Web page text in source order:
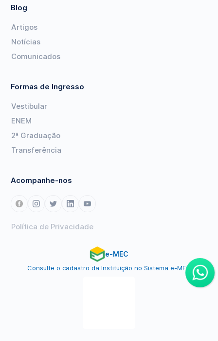
Blog
Artigos
Notícias
Comunicados
Formas de Ingresso
Vestibular
ENEM
2ª Graduação
Transferência
Acompanhe-nos
Política de Privacidade
e-MEC
Consulte o cadastro da Instituição no Sistema e-MEC